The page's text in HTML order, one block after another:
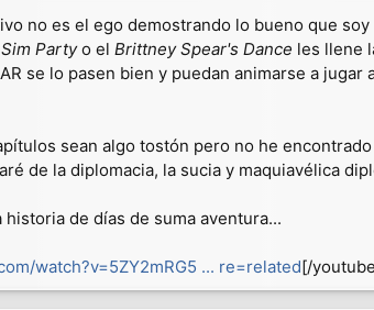
no es el ego demostrando lo bueno que soy
Sim Partyo el Brittney Spear's Dance les llene
se lo pasen bien y puedan animarse a
sean algo tostón pero no he
de la diplomacia, la sucia y maquiavélica
de días de suma aventura...
watch?v=5ZY2mRG5 ... re=related[/